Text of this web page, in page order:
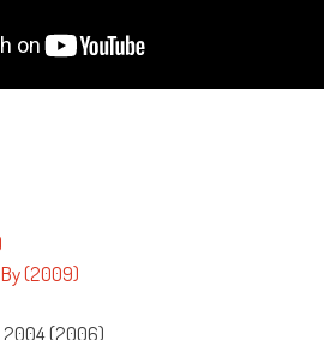
(2009)
2004 (2006)